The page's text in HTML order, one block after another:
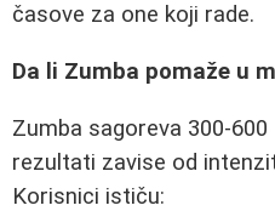
časove za one koji rade.
Da li Zumba pomaže u
Zumba sagoreva 300-
rezultati zavise od
Korisnici ističu: